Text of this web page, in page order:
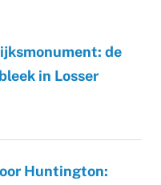
de
in Losser
Huntington: